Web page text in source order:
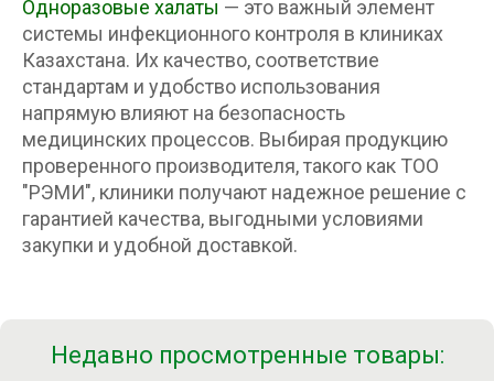
Одноразовые халаты — это важный элемент
системы инфекционного контроля в клиниках
Казахстана. Их качество, соответствие
стандартам и удобство использования
напрямую влияют на безопасность
медицинских процессов. Выбирая продукцию
проверенного производителя, такого как ТОО
"РЭМИ", клиники получают надежное решение с
гарантией качества, выгодными условиями
закупки и удобной доставкой.
Недавно просмотренные товары: